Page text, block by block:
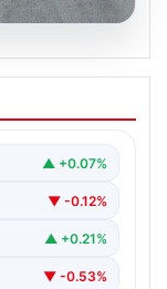
▲ +0.07%
▼ -0.12%
▲ +0.21%
▼ -0.53%